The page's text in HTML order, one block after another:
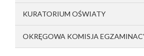
KURATORIUM OŚWIATY
OKRĘGOWA KOMISJA